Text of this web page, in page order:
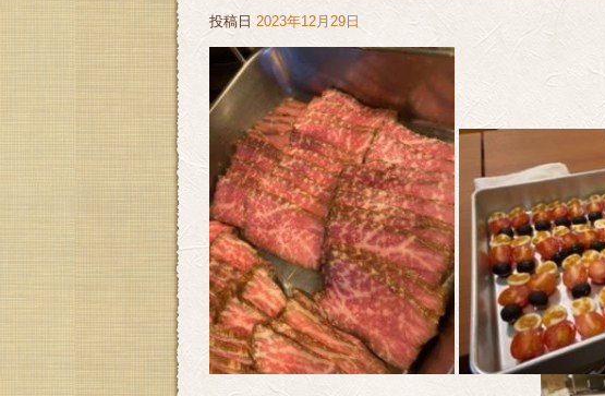
投稿日 2023年12月29日